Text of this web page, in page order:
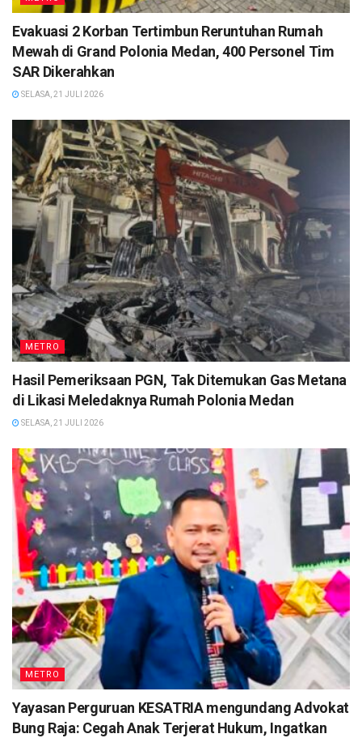
Evakuasi 2 Korban Tertimbun Reruntuhan Rumah
Mewah di Grand Polonia Medan, 400 Personel Tim
SAR Dikerahkan
SELASA, 21 JULI 2026
METRO
Hasil Pemeriksaan PGN, Tak Ditemukan Gas Metana
di Likasi Meledaknya Rumah Polonia Medan
SELASA, 21 JULI 2026
METRO
Yayasan Perguruan KESATRIA mengundang Advokat
Bung Raja: Cegah Anak Terjerat Hukum, Ingatkan